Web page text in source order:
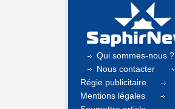
Qui sommes-nous ?
Nous contacter
Régie publicitaire
Mentions légales